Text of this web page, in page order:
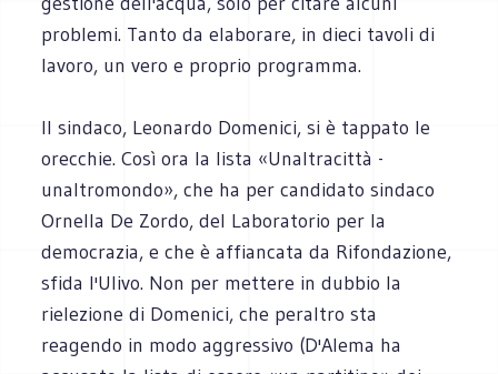
problemi. Tanto da elaborare, in dieci tavoli di
lavoro, un vero e proprio programma.
Il sindaco, Leonardo Domenici, si è tappato le
orecchie. Così ora la lista «Unaltracittà -
unaltromondo», che ha per candidato sindaco
Ornella De Zordo, del Laboratorio per la
democrazia, e che è affiancata da Rifondazione,
sfida l'Ulivo. Non per mettere in dubbio la
rielezione di Domenici, che peraltro sta
reagendo in modo aggressivo (D'Alema ha